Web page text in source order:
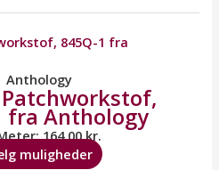
varesiden
Anthology
fra Anthology
164,00kr.
muligheder
vare
varianter.
Mulighederne
vælges